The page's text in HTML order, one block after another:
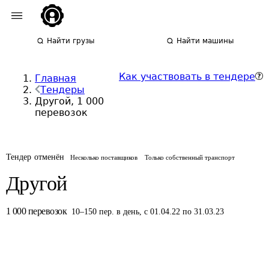
Найти грузы Найти машины
Главная
Тендеры
Другой, 1 000
перевозок
Как участвовать в тендере
Тендер отменён Несколько поставщиков Только собственный транспорт
Другой
1 000 перевозок 10–150 пер. в день,с 01.04.22 по 31.03.23